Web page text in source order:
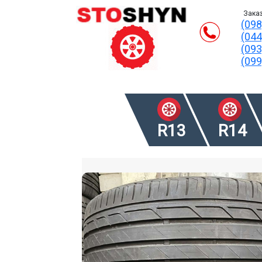
R13 R14